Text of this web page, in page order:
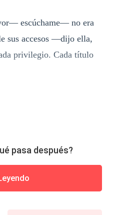
escúchame— no era
accesos —dijo ella,
privilegio. Cada título
pasa después?